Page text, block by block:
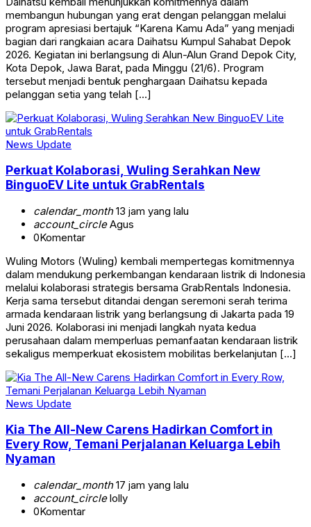
membangun hubungan yang erat dengan pelanggan melalui
program apresiasi bertajuk “Karena Kamu Ada” yang menjadi
bagian dari rangkaian acara Daihatsu Kumpul Sahabat Depok
2026. Kegiatan ini berlangsung di Alun-Alun Grand Depok City,
Kota Depok, Jawa Barat, pada Minggu (21/6). Program
tersebut menjadi bentuk penghargaan Daihatsu kepada
pelanggan setia yang telah […]
News Update
Perkuat Kolaborasi, Wuling Serahkan New
BinguoEV Lite untuk GrabRentals
calendar_month13 jam yang lalu
account_circleAgus
0Komentar
Wuling Motors (Wuling) kembali mempertegas komitmennya
dalam mendukung perkembangan kendaraan listrik di Indonesia
melalui kolaborasi strategis bersama GrabRentals Indonesia.
Kerja sama tersebut ditandai dengan seremoni serah terima
armada kendaraan listrik yang berlangsung di Jakarta pada 19
Juni 2026. Kolaborasi ini menjadi langkah nyata kedua
perusahaan dalam memperluas pemanfaatan kendaraan listrik
sekaligus memperkuat ekosistem mobilitas berkelanjutan […]
News Update
Kia The All-New Carens Hadirkan Comfort in
Every Row, Temani Perjalanan Keluarga Lebih
Nyaman
calendar_month17 jam yang lalu
account_circlelolly
0Komentar